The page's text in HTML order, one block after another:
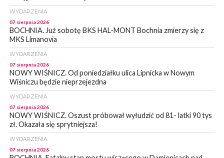
WYDARZENIA
07 sierpnia 2026
BOCHNIA. Już sobotę BKS HAL-MONT Bochnia zmierzy się z
MKS Limanovia
WYDARZENIA
07 sierpnia 2026
NOWY WIŚNICZ. Od poniedziałku ulica Lipnicka w Nowym
Wiśniczu będzie nieprzejezdna
WYDARZENIA
07 sierpnia 2026
NOWY WIŚNICZ. Oszust próbował wyłudzić od 81- latki 90 tys
zł. Okazała się sprytniejsza!
WYDARZENIA
07 sierpnia 2026